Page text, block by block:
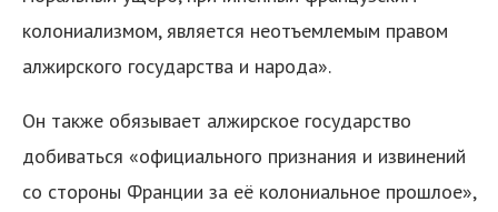
колониализмом, является неотъемлемым правом
алжирского государства и народа».
Он также обязывает алжирское государство
добиваться «официального признания и извинений
со стороны Франции за её колониальное прошлое»,